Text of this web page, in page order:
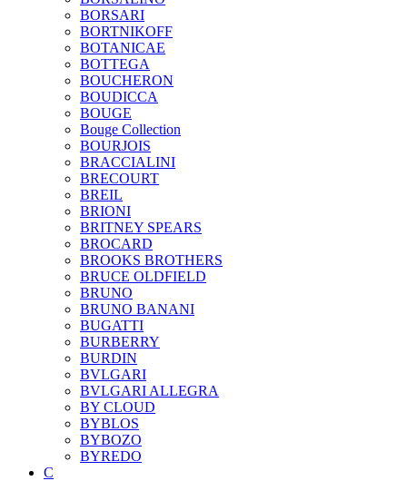
BORSARI
BORTNIKOFF
BOTANICAE
BOTTEGA
BOUCHERON
BOUDICCA
BOUGE
Bouge Collection
BOURJOIS
BRACCIALINI
BRECOURT
BREIL
BRIONI
BRITNEY SPEARS
BROCARD
BROOKS BROTHERS
BRUCE OLDFIELD
BRUNO
BRUNO BANANI
BUGATTI
BURBERRY
BURDIN
BVLGARI
BVLGARI ALLEGRA
BY CLOUD
BYBLOS
BYBOZO
BYREDO
C